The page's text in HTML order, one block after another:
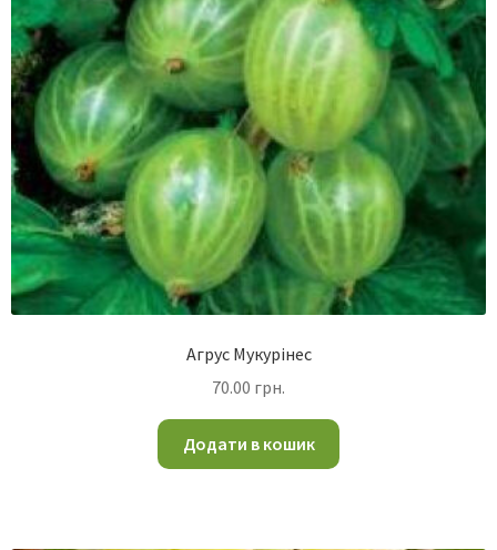
Агрус Мукурінес
70.00 грн.
Додати в кошик